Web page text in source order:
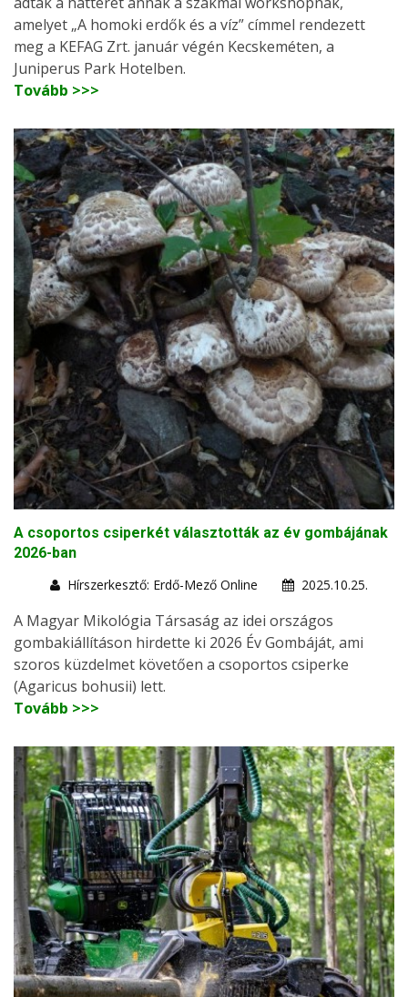
amelyet „A homoki erdők és a víz” címmel rendezett
meg a KEFAG Zrt. január végén Kecskeméten, a
Juniperus Park Hotelben.
Tovább >>>
A csoportos csiperkét választották az év gombájának
2026-ban
Hírszerkesztő: Erdő-Mező Online
2025.10.25.
A Magyar Mikológia Társaság az idei országos
gombakiállításon hirdette ki 2026 Év Gombáját, ami
szoros küzdelmet követően a csoportos csiperke
(Agaricus bohusii) lett.
Tovább >>>